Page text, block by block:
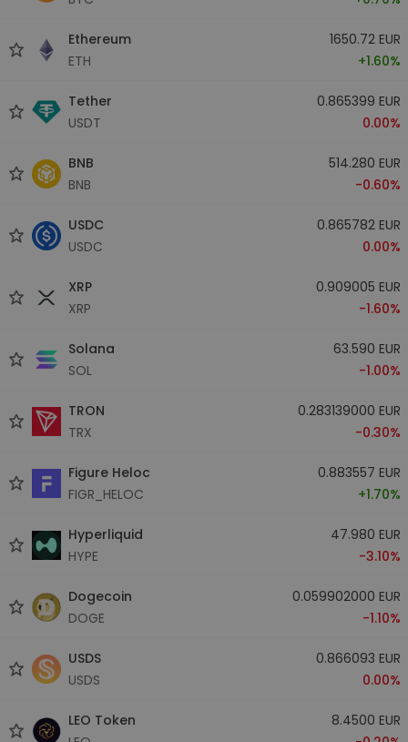
Ethereum
ETH
1650.72 EUR
+1.60%
Tether
USDT
0.865399 EUR
0.00%
BNB
BNB
514.280 EUR
-0.60%
USDC
USDC
0.865782 EUR
0.00%
XRP
XRP
0.909005 EUR
-1.60%
Solana
SOL
63.590 EUR
-1.00%
TRON
TRX
0.283139000 EUR
-0.30%
Figure Heloc
FIGR_HELOC
0.883557 EUR
+1.70%
Hyperliquid
HYPE
47.980 EUR
-3.10%
Dogecoin
DOGE
0.059902000 EUR
-1.10%
USDS
USDS
0.866093 EUR
0.00%
LEO Token
8.4500 EUR